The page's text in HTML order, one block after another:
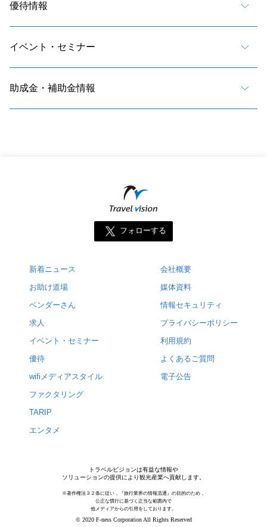
優待情報
イベント・セミナー
助成金・補助金情報
フォローする
新着ニュース
お助け道場
ベンダーさん
求人
イベント・セミナー
優待
wifiメディアスタイル
ファクタリング
TARIP
エンタメ
会社概要
媒体資料
情報セキュリティ
プライバシーポリシー
利用規約
よくあるご質問
電子公告
トラベルビジョンは有益な情報や
ソリューションの提供により観光産業へ貢献します。
※著作権法３２条に従い，『旅行業界の情報流通』の目的のため，
公正な慣行に基づく正当な範囲内で
他メディアからの引用をしております。
© 2020 F-ness Corporation All Rights Reserved